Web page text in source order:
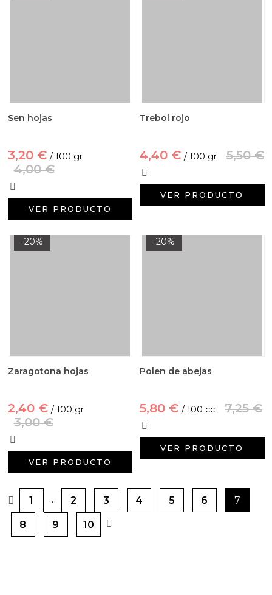
Sen hojas
3,20 € / 100 gr
4,00 €
VER PRODUCTO
Trebol rojo
4,40 € / 100 gr 5,50 €
VER PRODUCTO
-20%
Zaragotona hojas
2,40 € / 100 gr
3,00 €
VER PRODUCTO
-20%
Polen de abejas
5,80 € / 100 cc 7,25 €
VER PRODUCTO
1 … 2 3 4 5 6 7
8 9 10